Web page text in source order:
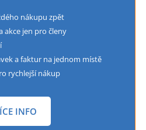
nákupu zpět
akce jen pro členy
a faktur na jednom místě
rychlejší nákup
INFO